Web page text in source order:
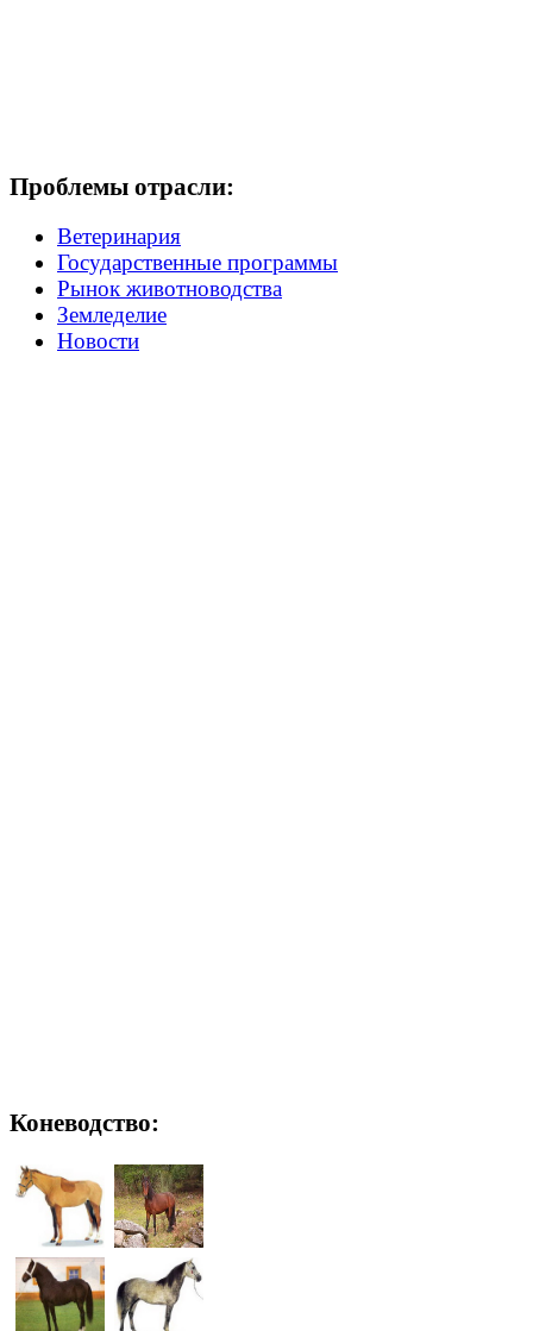
Проблемы отрасли:
Ветеринария
Государственные программы
Рынок животноводства
Земледелие
Новости
Коневодство: